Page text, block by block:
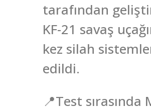
tarafından
KF-21 savaş
kez silah
edildi.
📍Test sırasında